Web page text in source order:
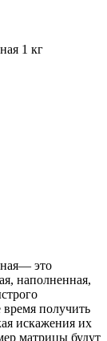
1 кг
это
наполненная,
время получить
искажения их
матрицы будут